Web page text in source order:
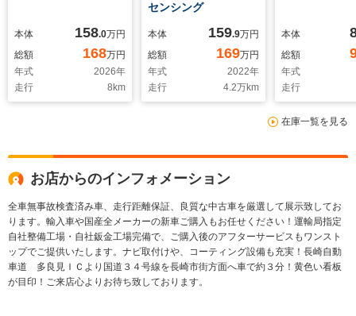
本体 158.0万円
総額
168万円
年式
2026年
走行
8 km
センシング
本体 159.9万円
総額
169万円
年式
2022年
走行
4.2万km
本体
総額
年式
走行
在庫一覧を見る
お店からのインフォメーション
全車無事故検査済み車、走行距離保証、良質な中古車を厳選して展示致してお
ります。輸入車や国産全メーカーの新車ご購入もお任せください！運輸局指定
自社整備工場・自社鈑金工場完備で、ご購入後のアフターサービスもワンスト
ップでご提供いたします。ナビ取付けや、コーティング設備も充実！長崎自動
車道 多良見ＩＣより国道３４号線を長崎市街方面へ車で約３分！黄色い看板
が目印！ご来店心よりお待ち致しております。